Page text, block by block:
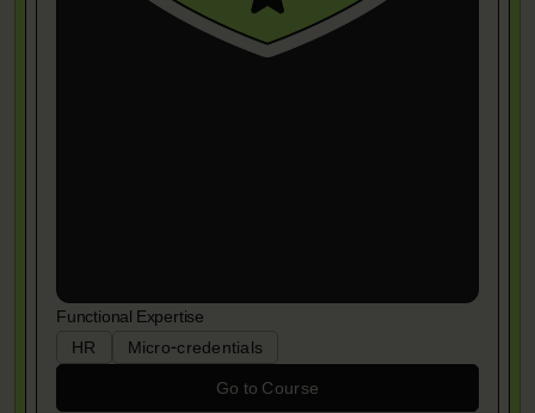
Functional Expertise
HR
Micro-credentials
Go to Course